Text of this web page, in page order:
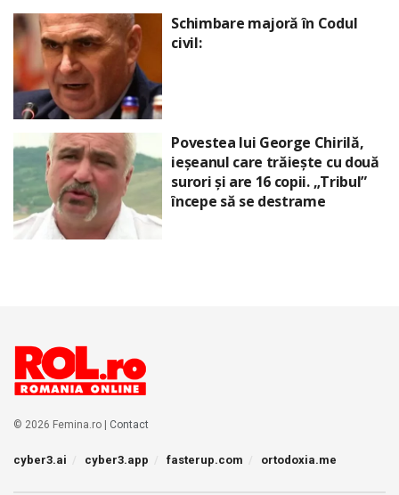
Schimbare majoră în Codul
civil:
Povestea lui George Chirilă,
ieșeanul care trăiește cu două
surori și are 16 copii. „Tribul”
începe să se destrame
© 2026 Femina.ro | Contact
cyber3.ai cyber3.app fasterup.com ortodoxia.me